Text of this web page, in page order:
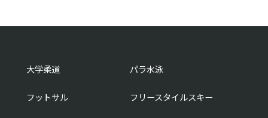
大学柔道 パラ水泳
フットサル フリースタイルスキー